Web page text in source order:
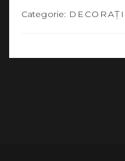
Categorie: